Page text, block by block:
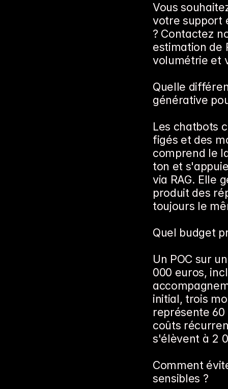
Vous
votre support
? Contactez
estimation de
volumétrie et
Quelle
générative
Les chatbots
figés et des
comprend le
ton et
via RAG. Elle
produit des
toujours le
Quel budget
Un POC sur
000 euros,
initial, trois
représente
coûts
s'élèvent à 2
Comment
sensibles ?